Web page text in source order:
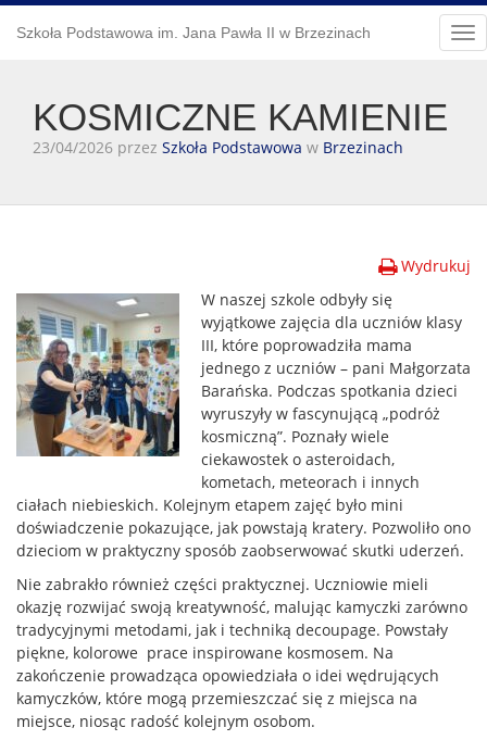
Szkoła Podstawowa im. Jana Pawła II w Brzezinach
KOSMICZNE KAMIENIE
23/04/2026 przez Szkoła Podstawowa w Brzezinach
Wydrukuj
W naszej szkole odbyły się
wyjątkowe zajęcia dla uczniów klasy
III, które poprowadziła mama
jednego z uczniów – pani Małgorzata
Barańska. Podczas spotkania dzieci
wyruszyły w fascynującą „podróż
kosmiczną”. Poznały wiele
ciekawostek o asteroidach,
kometach, meteorach i innych
ciałach niebieskich. Kolejnym etapem zajęć było mini
doświadczenie pokazujące, jak powstają kratery. Pozwoliło ono
dzieciom w praktyczny sposób zaobserwować skutki uderzeń.
Nie zabrakło również części praktycznej. Uczniowie mieli
okazję rozwijać swoją kreatywność, malując kamyczki zarówno
tradycyjnymi metodami, jak i techniką decoupage. Powstały
piękne, kolorowe prace inspirowane kosmosem. Na
zakończenie prowadząca opowiedziała o idei wędrujących
kamyczków, które mogą przemieszczać się z miejsca na
miejsce, niosąc radość kolejnym osobom.